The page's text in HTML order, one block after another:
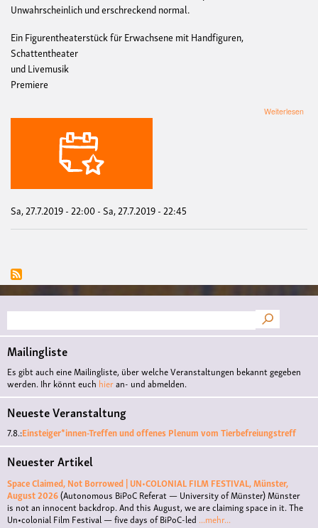
Unwahrscheinlich und erschreckend normal.
Ein Figurentheaterstück für Erwachsene mit Handfiguren,
Schattentheater
und Livemusik
Premiere
Weiterlesen
Sa, 27.7.2019 - 22:00-Sa, 27.7.2019 - 22:45
Suche
Mailingliste
Es gibt auch eine Mailingliste, über welche Veranstaltungen bekannt gegeben
werden. Ihr könnt euch hieran- und abmelden.
Neueste Veranstaltung
7.8.:Einsteiger*innen-Treffen und offenes Plenum vom Tierbefreiungstreff
Neuester Artikel
Space Claimed, Not Borrowed | UN•COLONIAL FILM FESTIVAL, Münster,
August 2026(Autonomous BiPoC Referat — University of Münster)Münster
is not an innocent backdrop. And this August, we are claiming space in it. The
Un•colonial Film Festival — five days of BiPoC-led ...mehr...